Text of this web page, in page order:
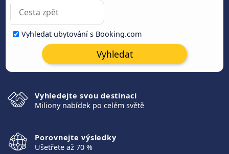
Vyhledat ubytování s Booking.com
Vyhledat
Vyhledejte svou destinaci
Miliony nabídek po celém světě
Porovnejte výsledky
Ušetřete až 70 %